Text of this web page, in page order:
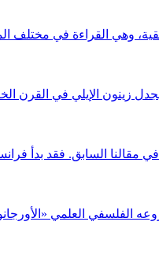
بجدل زينون الإيلي في
العلمي «الأورجانون